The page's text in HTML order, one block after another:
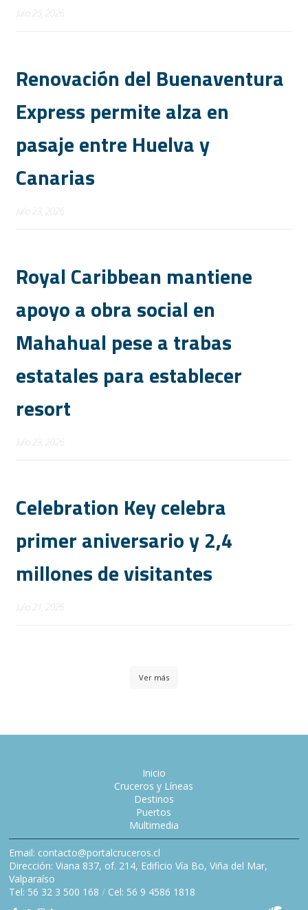
Julio 25, 2026
Renovación del Buenaventura
Express permite alza en
pasaje entre Huelva y
Canarias
Julio 23, 2026
Royal Caribbean mantiene
apoyo a obra social en
Mahahual pese a trabas
estatales para establecer
resort
Julio 23, 2026
Celebration Key celebra
primer aniversario y 2,4
millones de visitantes
Julio 21, 2026
Ver más
Inicio
Cruceros y Líneas
Destinos
Puertos
Multimedia
Email: contacto@portalcruceros.cl
Dirección: Viana 837, of. 214, Edificio Vía Bo, Viña del Mar,
Valparaíso
Tel: 56 32 3 500 168 / Cel: 56 9 4586 1818